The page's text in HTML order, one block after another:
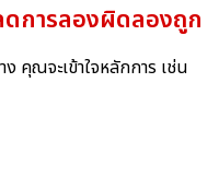
การลองผิดลองถูก
คุณจะเข้าใจหลักการ เช่น